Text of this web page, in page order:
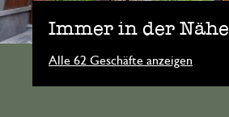
Immer in der Nähe
Alle 62 Geschäfte anzeigen